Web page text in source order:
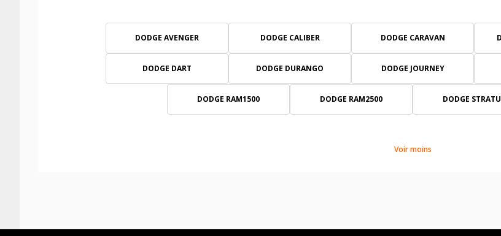
DODGE AVENGER DODGE CALIBER DODGE CARAVAN
DODGE DART DODGE DURANGO DODGE JOURNEY
DODGE RAM1500 DODGE RAM2500 DODGE
Voir moins